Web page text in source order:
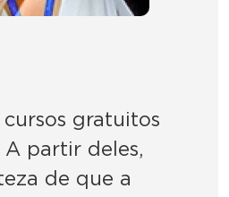
cursos gratuitos
A partir deles,
de que a